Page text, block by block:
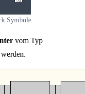
Symbole
vom Typ